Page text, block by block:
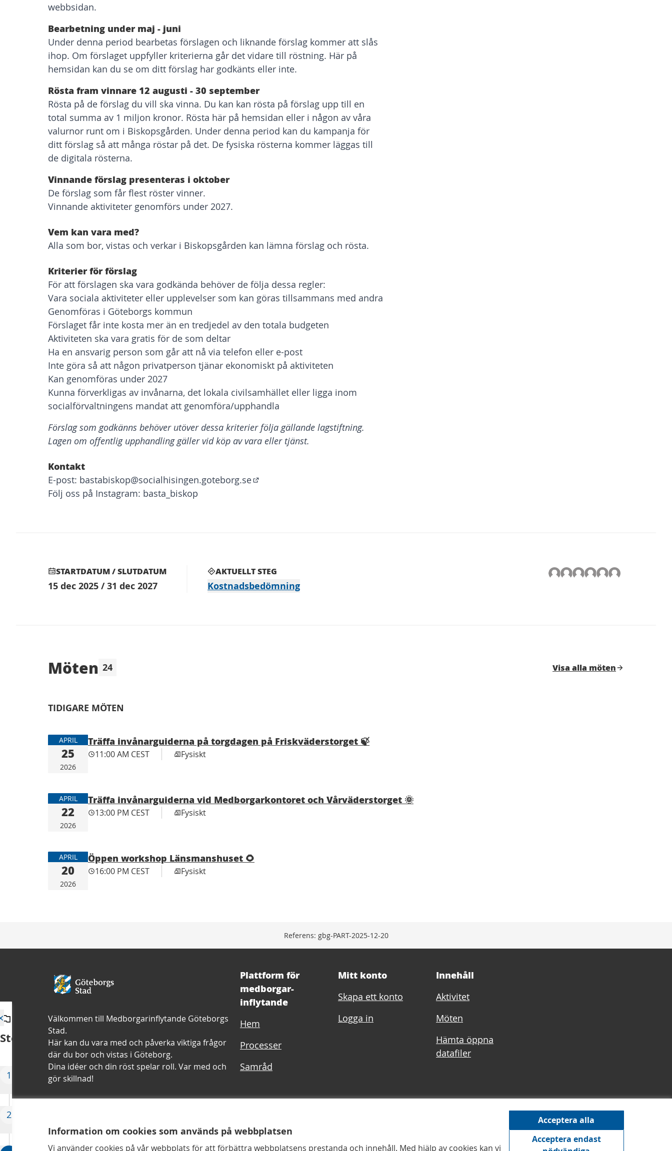
Information om cookies som används på webbplatsen
Vi använder cookies på vår webbplats för att förbättra webbplatsens prestanda och innehåll. Med hjälp av cookies kan vi
Acceptera alla
Acceptera endast
webbsidan.
Bearbetning under maj - juni
Under denna period bearbetas förslagen och liknande förslag kommer att slås
ihop. Om förslaget uppfyller kriterierna går det vidare till röstning. Här på
hemsidan kan du se om ditt förslag har godkänts eller inte.
Rösta fram vinnare 12 augusti - 30 september
Rösta på de förslag du vill ska vinna. Du kan kan rösta på förslag upp till en
total summa av 1 miljon kronor. Rösta här på hemsidan eller i någon av våra
valurnor runt om i Biskopsgården. Under denna period kan du kampanja för
ditt förslag så att många röstar på det. De fysiska rösterna kommer läggas till
de digitala rösterna.
Vinnande förslag presenteras i oktober
De förslag som får flest röster vinner.
Vinnande aktiviteter genomförs under 2027.
Vem kan vara med?
Alla som bor, vistas och verkar i Biskopsgården kan lämna förslag och rösta.
Kriterier för förslag
För att förslagen ska vara godkända behöver de följa dessa regler:
Vara sociala aktiviteter eller upplevelser som kan göras tillsammans med andra
Genomföras i Göteborgs kommun
Förslaget får inte kosta mer än en tredjedel av den totala budgeten
Aktiviteten ska vara gratis för de som deltar
Ha en ansvarig person som går att nå via telefon eller e-post
Inte göra så att någon privatperson tjänar ekonomiskt på aktiviteten
Kan genomföras under 2027
Kunna förverkligas av invånarna, det lokala civilsamhället eller ligga inom
socialförvaltningens mandat att genomföra/upphandla
Förslag som godkänns behöver utöver dessa kriterier följa gällande lagstiftning.
Lagen om offentlig upphandling gäller vid köp av vara eller tjänst.
Kontakt
E-post: bastabiskop@socialhisingen.goteborg.se
Följ oss på Instagram: basta_biskop
STARTDATUM / SLUTDATUM
15 dec 2025 / 31 dec 2027
AKTUELLT STEG
Kostnadsbedömning
Möten 24 Visa alla möten
+
TIDIGARE MÖTEN
APRIL
25
2026
Träffa invånarguiderna på torgdagen på Friskväderstorget 🍃
11:00 AM CEST Fysiskt
APRIL
22
2026
Träffa invånarguiderna vid Medborgarkontoret och Vårväderstorget 🌞
13:00 PM CEST Fysiskt
APRIL
20
2026
Öppen workshop Länsmanshuset 🌻
16:00 PM CEST Fysiskt
Referens: gbg-PART-2025-12-20
Välkommen till Medborgarinflytande Göteborgs
Stad.
Här kan du vara med och påverka viktiga frågor
där du bor och vistas i Göteborg.
Dina idéer och din röst spelar roll. Var med och
gör skillnad!
Plattform för
medborgar-
inflytande
Hem
Processer
Samråd
Mitt konto
Skapa ett konto
Logga in
Innehåll
Aktivitet
Möten
Hämta öppna
datafiler
Steg i processen
1 Förberedelser
2
02/03/2026 - 30/04/2026
I den här
kommer vi
bedöma hur